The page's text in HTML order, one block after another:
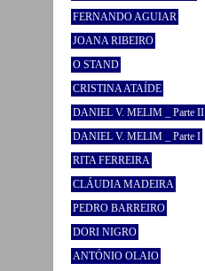
FERNANDO AGUIAR
JOANA RIBEIRO
O STAND
CRISTINA ATAÍDE
DANIEL V. MELIM _ Parte II
DANIEL V. MELIM _ Parte I
RITA FERREIRA
CLÁUDIA MADEIRA
PEDRO BARREIRO
DORI NIGRO
ANTÓNIO OLAIO